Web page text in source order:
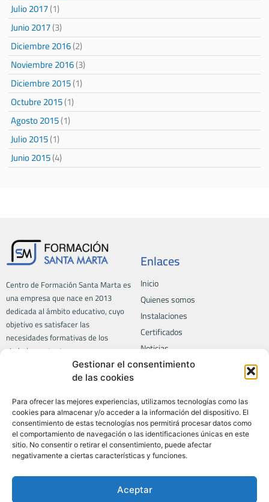
Gestionar el consentimiento
de las cookies
Para ofrecer las mejores experiencias, utilizamos tecnologías como las
cookies para almacenar y/o acceder a la información del dispositivo. El
consentimiento de estas tecnologías nos permitirá procesar datos como
el comportamiento de navegación o las identificaciones únicas en este
sitio. No consentir o retirar el consentimiento, puede afectar
negativamente a ciertas características y funciones.
Aceptar
Julio 2017(1)
Junio 2017(3)
Diciembre 2016(2)
Noviembre 2016(3)
Diciembre 2015(1)
Octubre 2015(1)
Agosto 2015(1)
Julio 2015(1)
Junio 2015(4)
Centro de Formación Santa Marta es
una empresa que nace en 2013
dedicada al ámbito educativo, cuyo
objetivo es satisfacer las
necesidades formativas de los
ciudadanos, tanto a empresas como
Enlaces
Inicio
Quienes somos
Instalaciones
Certificados
Noticias
Contacto
Formación
Todos los cursos
Certificados de profesionalidad
Informática
Privacidad
Aviso legal
Política de privacidad
Política de calidad
Política de SGSI
Política de cookies